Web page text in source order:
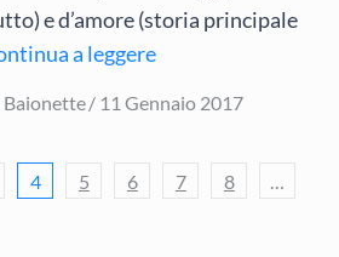
e d’amore (storia principale
a leggere
Baionette
Posted
11 Gennaio 2017
4 5 6 7 8
…